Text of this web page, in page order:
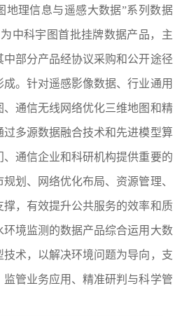
地理信息与遥感大数据”系列数据
中科宇图首批挂牌数据产品，主
部分产品经协议采购和公开途径
。针对遥感影像数据、行业通用
通信无线网络优化三维地图和精
多源数据融合技术和先进模型算
通信企业和科研机构提供重要的
划、网络优化布局、资源管理、
，有效提升公共服务的效率和质
境监测的数据产品综合运用大数
术，以解决环境问题为导向，支
管业务应用、精准研判与科学管